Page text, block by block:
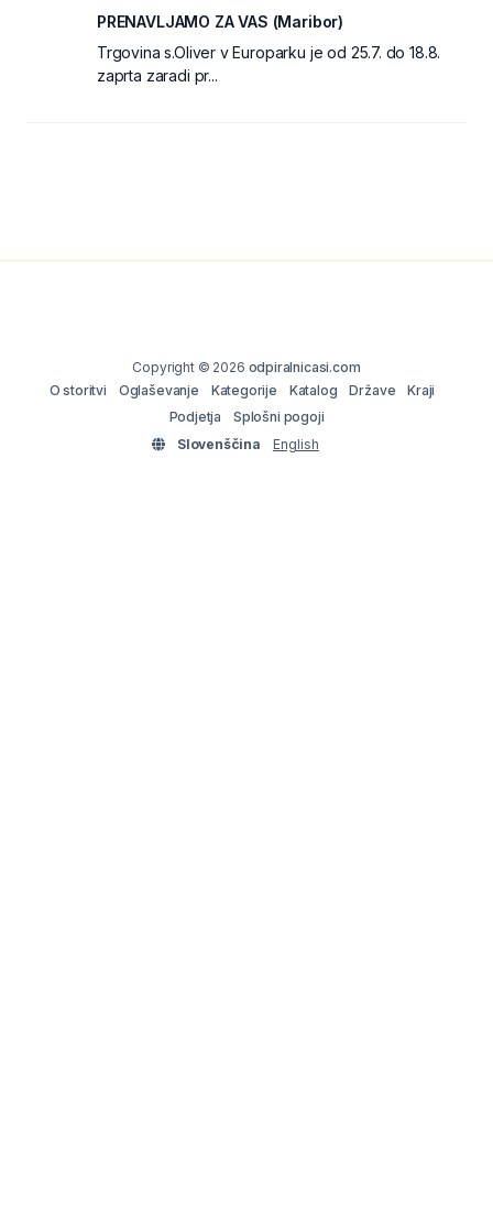
PRENAVLJAMO ZA VAS (Maribor)
Trgovina s.Oliver v Europarku je od 25.7. do 18.8.
zaprta zaradi pr...
Copyright © 2026 odpiralnicasi.com
O storitvi
Oglaševanje Kategorije Katalog Države
Kraji
Podjetja
Splošni pogoji
Slovenščina
English